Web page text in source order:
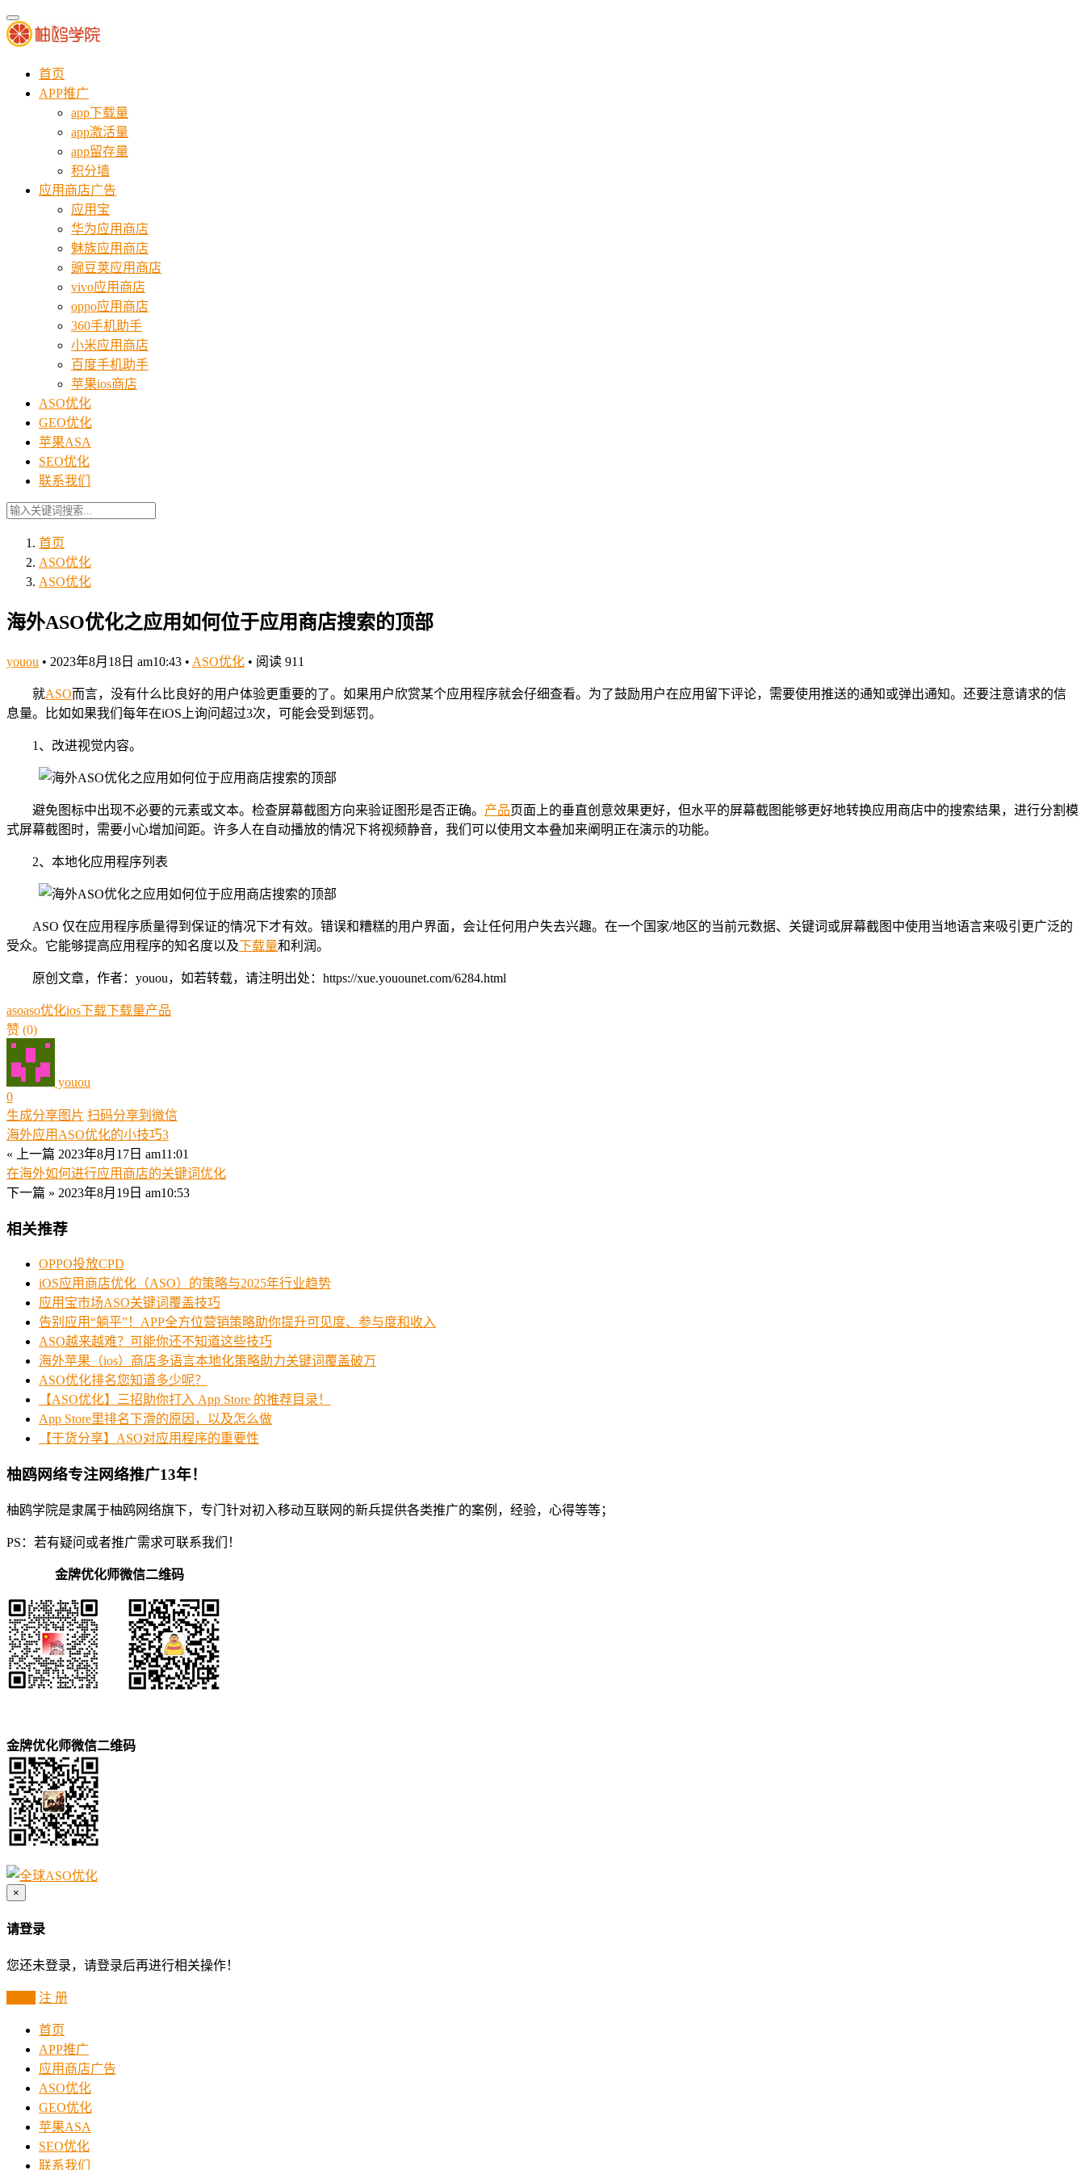
首页
APP推广
app下载量
app激活量
app留存量
积分墙
应用商店广告
应用宝
华为应用商店
魅族应用商店
豌豆荚应用商店
vivo应用商店
oppo应用商店
360手机助手
小米应用商店
百度手机助手
苹果ios商店
ASO优化
GEO优化
苹果ASA
SEO优化
联系我们
首页
ASO优化
ASO优化
海外ASO优化之应用如何位于应用商店搜索的顶部
youou • 2023年8月18日 am10:43 • ASO优化 • 阅读 911
就ASO而言，没有什么比良好的用户体验更重要的了。如果用户欣赏某个应用程序就会仔细查看。为了鼓励用户在应用留下评论，需要使用推送的通知或弹出通知。还要注意请求的信
息量。比如如果我们每年在iOS上询问超过3次，可能会受到惩罚。
1、改进视觉内容。
避免图标中出现不必要的元素或文本。检查屏幕截图方向来验证图形是否正确。 产品页面上的垂直创意效果更好，但水平的屏幕截图能够更好地转换应用商店中的搜索结果，进行分割模
式屏幕截图时，需要小心增加间距。许多人在自动播放的情况下将视频静音，我们可以使用文本叠加来阐明正在演示的功能。
2、本地化应用程序列表
ASO 仅在应用程序质量得到保证的情况下才有效。错误和糟糕的用户界面，会让任何用户失去兴趣。在一个国家/地区的当前元数据、关键词或屏幕截图中使用当地语言来吸引更广泛的
受众。它能够提高应用程序的知名度以及下载量和利润。
原创文章，作者：youou，如若转载，请注明出处：https://xue.youounet.com/6284.html
asoaso优化ios下载下载量产品
赞 (0)
youou
0
生成分享图片 扫码分享到微信
海外应用ASO优化的小技巧3
« 上一篇 2023年8月17日 am11:01
在海外如何进行应用商店的关键词优化
下一篇 » 2023年8月19日 am10:53
相关推荐
OPPO投放CPD
iOS应用商店优化（ASO）的策略与2025年行业趋势
应用宝市场ASO关键词覆盖技巧
告别应用“躺平”！APP全方位营销策略助你提升可见度、参与度和收入
ASO越来越难？可能你还不知道这些技巧
海外苹果（ios）商店多语言本地化策略助力关键词覆盖破万
ASO优化排名您知道多少呢？
【ASO优化】三招助你打入 App Store 的推荐目录！
App Store里排名下滑的原因，以及怎么做
​【干货分享】ASO对应用程序的重要性
柚鸥网络专注网络推广13年！
柚鸥学院是隶属于柚鸥网络旗下，专门针对初入移动互联网的新兵提供各类推广的案例，经验，心得等等；
PS：若有疑问或者推广需求可联系我们！
金牌优化师微信二维码
金牌优化师微信二维码
×
请登录
您还未登录，请登录后再进行相关操作！
注 册
首页
APP推广
应用商店广告
ASO优化
GEO优化
苹果ASA
SEO优化
联系我们